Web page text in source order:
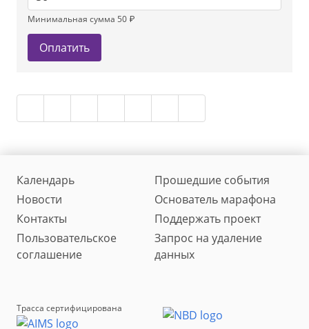
Минимальная сумма 50 ₽
Оплатить
Календарь
Прошедшие события
Новости
Основатель марафона
Контакты
Поддержать проект
Пользовательское
соглашение
Запрос на удаление
данных
Трасса сертифицирована